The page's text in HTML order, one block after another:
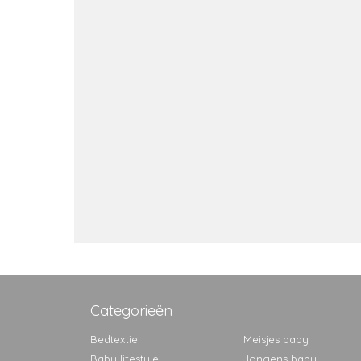
Categorieën
Bedtextiel
Meisjes baby